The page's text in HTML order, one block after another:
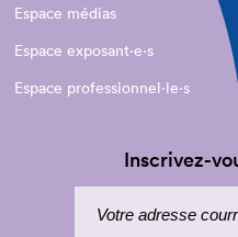
Espace médias
Espace exposant·e⋅s
Espace professionnel·le⋅s
Inscrivez-